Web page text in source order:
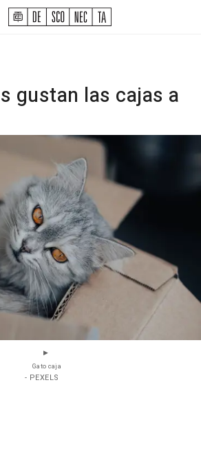
gustan las cajas a
Gato caja
- PEXELS